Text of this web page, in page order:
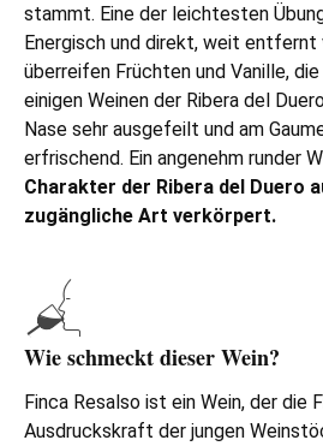
stammt. Eine der leichtesten
Energisch und direkt, weit entfernt
überreifen Früchten und Vanille,
einigen Weinen der Ribera del
Nase sehr ausgefeilt und am
erfrischend. Ein angenehm runder
Charakter der Ribera del Duero
zugängliche Art verkörpert.
Wie schmeckt dieser Wein?
Finca Resalso ist ein Wein, der die
Ausdruckskraft der jungen